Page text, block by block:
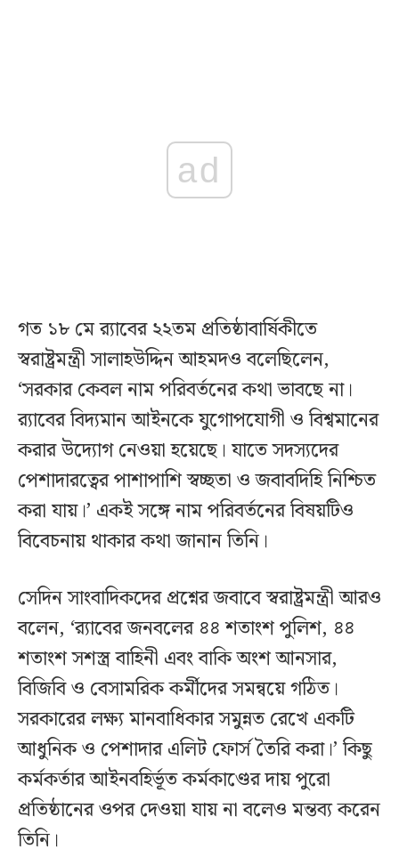
ad
গত ১৮ মে র‍্যাবের ২২তম প্রতিষ্ঠাবার্ষিকীতে
স্বরাষ্ট্রমন্ত্রী সালাহউদ্দিন আহমদও বলেছিলেন,
‘সরকার কেবল নাম পরিবর্তনের কথা ভাবছে না।
র‍্যাবের বিদ্যমান আইনকে যুগোপযোগী ও বিশ্বমানের
করার উদ্যোগ নেওয়া হয়েছে। যাতে সদস্যদের
পেশাদারত্বের পাশাপাশি স্বচ্ছতা ও জবাবদিহি নিশ্চিত
করা যায়।’ একই সঙ্গে নাম পরিবর্তনের বিষয়টিও
বিবেচনায় থাকার কথা জানান তিনি।
সেদিন সাংবাদিকদের প্রশ্নের জবাবে স্বরাষ্ট্রমন্ত্রী আরও
বলেন, ‘র‍্যাবের জনবলের ৪৪ শতাংশ পুলিশ, ৪৪
শতাংশ সশস্ত্র বাহিনী এবং বাকি অংশ আনসার,
বিজিবি ও বেসামরিক কর্মীদের সমন্বয়ে গঠিত।
সরকারের লক্ষ্য মানবাধিকার সমুন্নত রেখে একটি
আধুনিক ও পেশাদার এলিট ফোর্স তৈরি করা।’ কিছু
কর্মকর্তার আইনবহির্ভূত কর্মকাণ্ডের দায় পুরো
প্রতিষ্ঠানের ওপর দেওয়া যায় না বলেও মন্তব্য করেন
তিনি।